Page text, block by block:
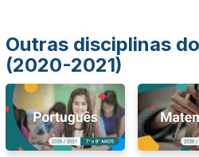
Outras disciplinas
(2020-2021)